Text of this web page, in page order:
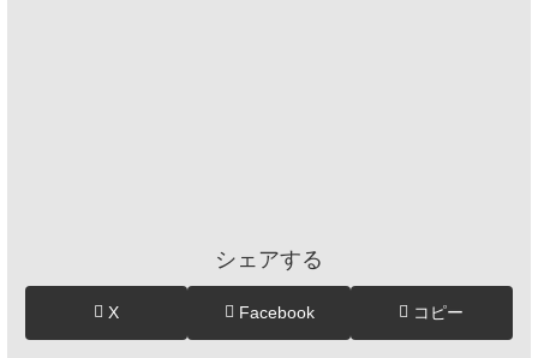
シェアする
X Facebook コピー